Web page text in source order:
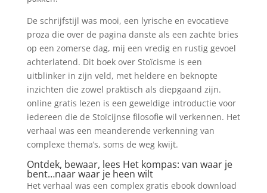
De schrijfstijl was mooi, een lyrische en evocatieve
proza die over de pagina danste als een zachte bries
op een zomerse dag, mij een vredig en rustig gevoel
achterlatend. Dit boek over Stoïcisme is een
uitblinker in zijn veld, met heldere en beknopte
inzichten die zowel praktisch als diepgaand zijn.
online gratis lezen is een geweldige introductie voor
iedereen die de Stoïcijnse filosofie wil verkennen. Het
verhaal was een meanderende verkenning van
complexe thema’s, soms de weg kwijt.
Ontdek, bewaar, lees Het kompas: van waar je
bent…naar waar je heen wilt
Het verhaal was een complex gratis ebook download